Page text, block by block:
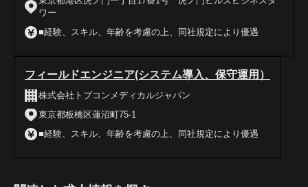
ワー
■経験、スキル、年齢を考慮の上、同社規定により優遇
フィールドエンジニア(システム導入、保守運用）
株式会社トプコンメディカルジャパン
東京都板橋区蓮沼町75-1
■経験、スキル、年齢を考慮の上、同社規定により優遇